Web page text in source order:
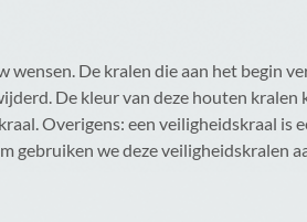
De kralen die aan het begin
De kleur van deze houten
Overigens: een veiligheidskraal is
gebruiken we deze veiligheidskralen